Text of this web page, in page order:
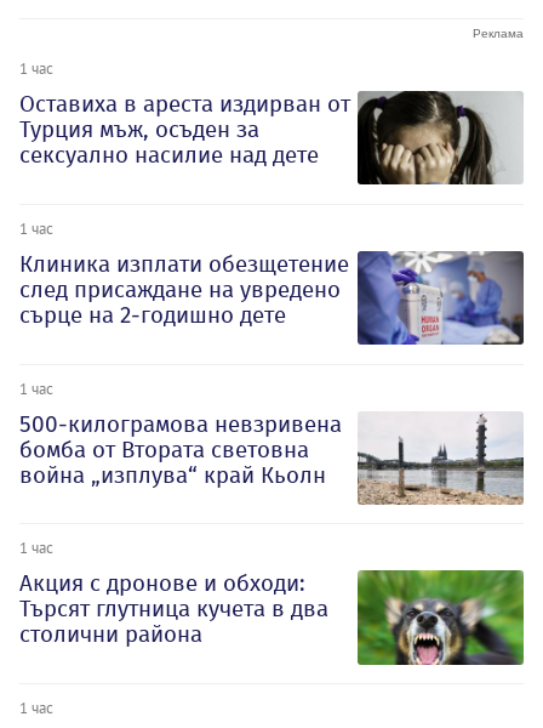
1 час
Оставиха в ареста издирван от
Турция мъж, осъден за
сексуално насилие над дете
1 час
Клиника изплати обезщетение
след присаждане на увредено
сърце на 2-годишно дете
1 час
500-килограмова невзривена
бомба от Втората световна
война „изплува“ край Кьолн
1 час
Акция с дронове и обходи:
Търсят глутница кучета в два
столични района
1 час